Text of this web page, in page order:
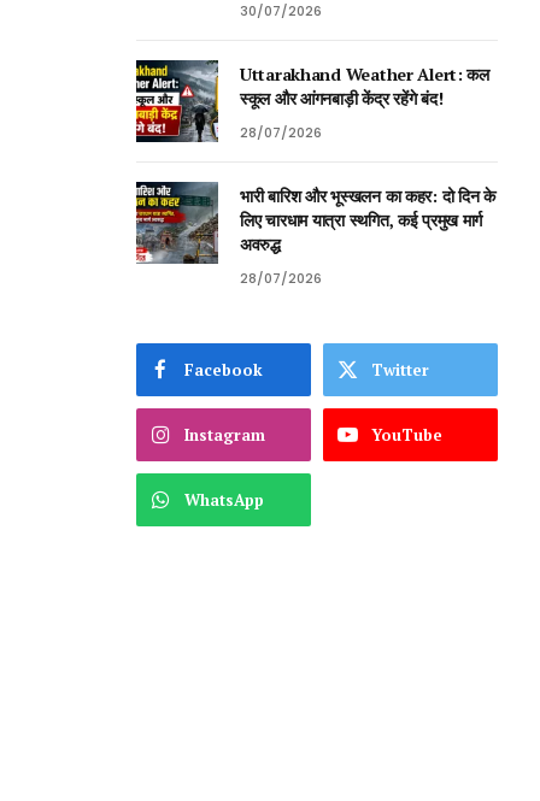
30/07/2026
Uttarakhand Weather Alert: कल
स्कूल और आंगनबाड़ी केंद्र रहेंगे बंद!
28/07/2026
भारी बारिश और भूस्खलन का कहर: दो दिन के
लिए चारधाम यात्रा स्थगित, कई प्रमुख मार्ग
अवरुद्ध
28/07/2026
Facebook Twitter
Instagram YouTube
WhatsApp